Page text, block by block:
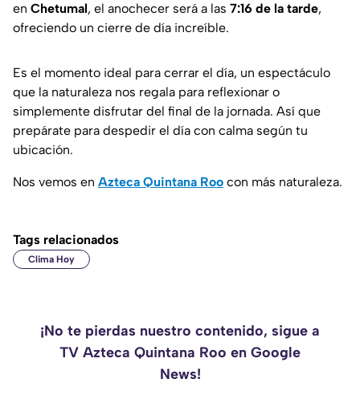
en Chetumal, el anochecer será a las 7:16 de la tarde,
ofreciendo un cierre de día increíble.
Es el momento ideal para cerrar el día, un espectáculo
que la naturaleza nos regala para reflexionar o
simplemente disfrutar del final de la jornada. Así que
prepárate para despedir el día con calma según tu
ubicación.
Nos vemos en Azteca Quintana Roo con más naturaleza.
Tags relacionados
Clima Hoy
¡No te pierdas nuestro contenido, sigue a
TV Azteca Quintana Roo en Google
News!